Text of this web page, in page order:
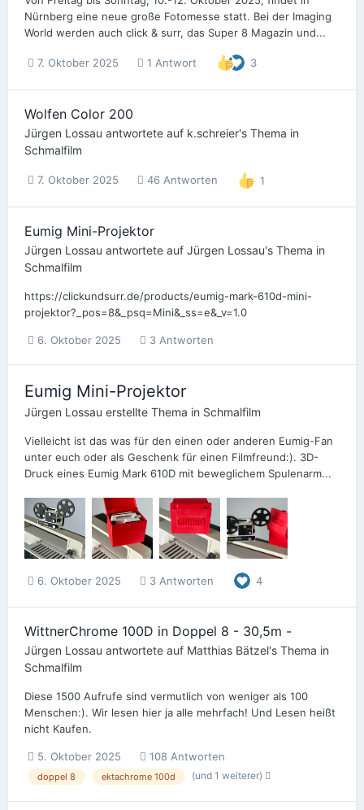
Nürnberg eine neue große Fotomesse statt. Bei der Imaging
World werden auch click & surr, das Super 8 Magazin und...
7. Oktober 2025 1 Antwort 3
Wolfen Color 200
Jürgen Lossau antwortete auf k.schreier's Thema in
Schmalfilm
7. Oktober 2025 46 Antworten 1
Eumig Mini-Projektor
Jürgen Lossau antwortete auf Jürgen Lossau's Thema in
Schmalfilm
https://clickundsurr.de/products/eumig-mark-610d-mini-
projektor?_pos=8&_psq=Mini&_ss=e&_v=1.0
6. Oktober 2025 3 Antworten
Eumig Mini-Projektor
Jürgen Lossau erstellte Thema in Schmalfilm
Vielleicht ist das was für den einen oder anderen Eumig-Fan
unter euch oder als Geschenk für einen Filmfreund:). 3D-
Druck eines Eumig Mark 610D mit beweglichem Spulenarm...
6. Oktober 2025 3 Antworten 4
WittnerChrome 100D in Doppel 8 - 30,5m -
Jürgen Lossau antwortete auf Matthias Bätzel's Thema in
Schmalfilm
Diese 1500 Aufrufe sind vermutlich von weniger als 100
Menschen:). Wir lesen hier ja alle mehrfach! Und Lesen heißt
nicht Kaufen.
5. Oktober 2025 108 Antworten
doppel 8 ektachrome 100d (und 1 weiterer)